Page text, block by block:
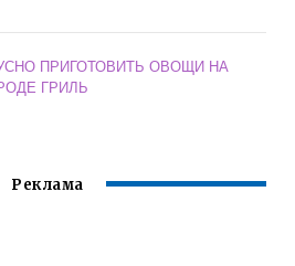
ПРИГОТОВИТЬ ОВОЩИ НА
ГРИЛЬ
Реклама